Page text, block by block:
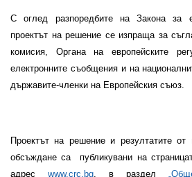
С оглед разпоредбите на Закона за
проектът на решение се изпраща за
комисия, Органа на европейските
електронните съобщенияи на
държавите-членки на Европейския съюз.
Проектът на решение и резултатите от
обсъждане са
публикувани на
адрес www.crc.bg, в раздел